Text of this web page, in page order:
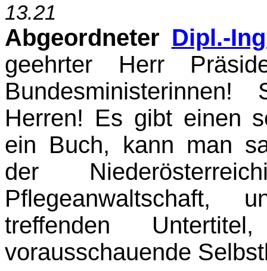
13.21
Abgeordneter Dipl.-
geehrter Herr
Herren! Es gibt einen
ein Buch, kann man
der
treffenden
vorausschauende